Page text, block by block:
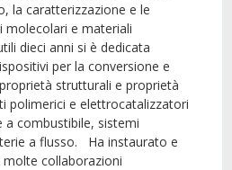
la caratterizzazione e le
molecolari e materiali
dieci anni si è dedicata
per la conversione e
strutturali e proprietà
polimerici e elettrocatalizzatori
a combustibile, sistemi
a flusso. Ha instaurato e
molte collaborazioni